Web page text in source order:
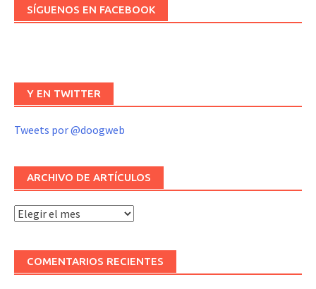
SÍGUENOS EN FACEBOOK
Y EN TWITTER
Tweets por @doogweb
ARCHIVO DE ARTÍCULOS
Archivo
COMENTARIOS RECIENTES